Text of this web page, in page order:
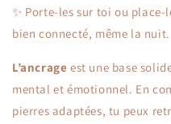
✨ Porte-les sur toi ou
bien connecté, même la nuit.
L’ancrage est une base
mental et émotionnel. En
pierres adaptées, tu peux